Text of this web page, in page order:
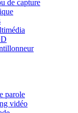
de capture
parole
vidéo